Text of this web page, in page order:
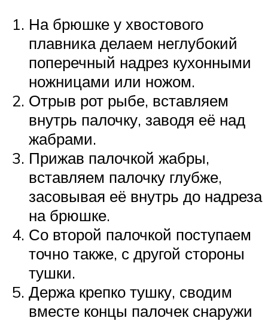
На брюшке у хвостового
плавника делаем неглубокий
поперечный надрез кухонными
ножницами или ножом.
Отрыв рот рыбе, вставляем
внутрь палочку, заводя её над
жабрами.
Прижав палочкой жабры,
вставляем палочку глубже,
засовывая её внутрь до надреза
на брюшке.
Со второй палочкой поступаем
точно также, с другой стороны
тушки.
Держа крепко тушку, сводим
вместе концы палочек снаружи